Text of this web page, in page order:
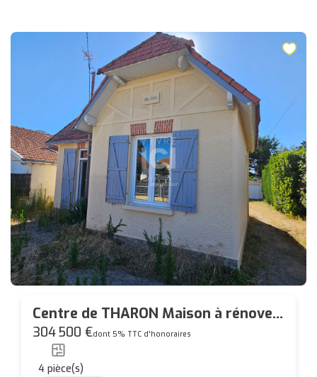
Centre de THARON Maison à rénover
idéale en secondaire
304 500 €dont 5% TTC d'honoraires
4 pièce(s)